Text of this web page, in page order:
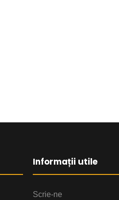
Informații utile
Scrie-ne